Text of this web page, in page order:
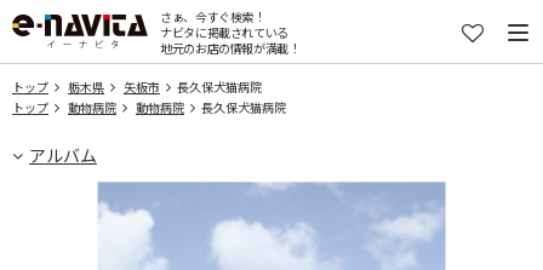
さぁ、今すぐ検索！
ナビタに掲載されている
地元のお店の情報が満載！
トップ 栃木県 矢板市
長久保犬猫病院
トップ
動物病院 動物病院 長久保犬猫病院
アルバム